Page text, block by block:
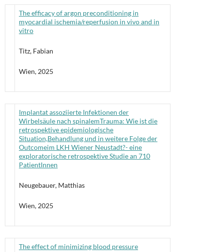
The efficacy of argon preconditioning in
myocardial ischemia/reperfusion in vivo and in
vitro
Titz, Fabian
Wien, 2025
Implantat assoziierte Infektionen der
Wirbelsäule nach spinalemTrauma: Wie ist die
retrospektive epidemiologische
Situation,Behandlung und in weitere Folge der
Outcomeim LKH Wiener Neustadt?- eine
exploratorische retrospektive Studie an 710
PatientInnen
Neugebauer, Matthias
Wien, 2025
The effect of minimizing blood pressure